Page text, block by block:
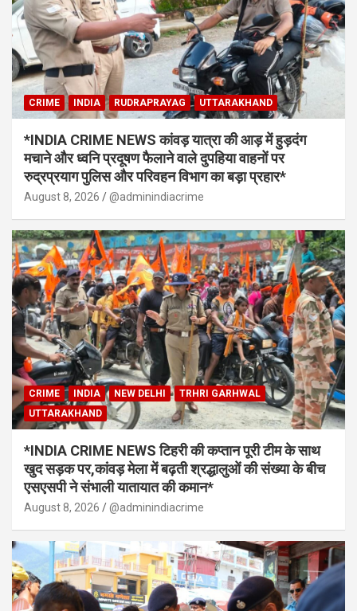
CRIME INDIA RUDRAPRAYAG UTTARAKHAND
*INDIA CRIME NEWS कांवड़ यात्रा की आड़ में हुड़दंग
मचाने और ध्वनि प्रदूषण फैलाने वाले दुपहिया वाहनों पर
रुद्रप्रयाग पुलिस और परिवहन विभाग का बड़ा प्रहार*
August 8, 2026 @adminindiacrime
CRIME INDIA NEW DELHI
TRHRI GARHWAL
UTTARAKHAND
*INDIA CRIME NEWS टिहरी की कप्तान पूरी टीम के साथ
खुद सड़क पर,कांवड़ मेला में बढ़ती श्रद्धालुओं की संख्या के बीच
एसएसपी ने संभाली यातायात की कमान*
August 8, 2026 @adminindiacrime